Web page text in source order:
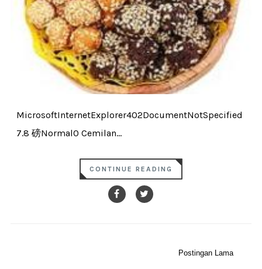
MicrosoftInternetExplorer402DocumentNotSpecified
7.8 磅Normal0 Cemilan...
CONTINUE READING
Postingan Lama